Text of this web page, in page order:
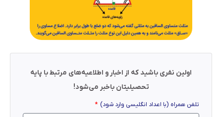
اولین نفری باشید که از اخبار و اطلاعیه‌های مرتبط با پایه
تحصیلیتان باخبر می‌شود!
تلفن همراه (با اعداد انگلیسی وارد شود)